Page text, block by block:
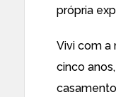
própria
Vivi com a
cinco